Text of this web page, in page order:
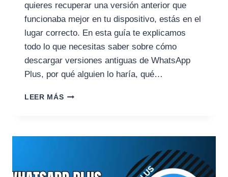
quieres recuperar una versión anterior que
funcionaba mejor en tu dispositivo, estás en el
lugar correcto. En esta guía te explicamos
todo lo que necesitas saber sobre cómo
descargar versiones antiguas de WhatsApp
Plus, por qué alguien lo haría, qué…
LEER MÁSWHATSAPP
ANTIGUA:
2026?